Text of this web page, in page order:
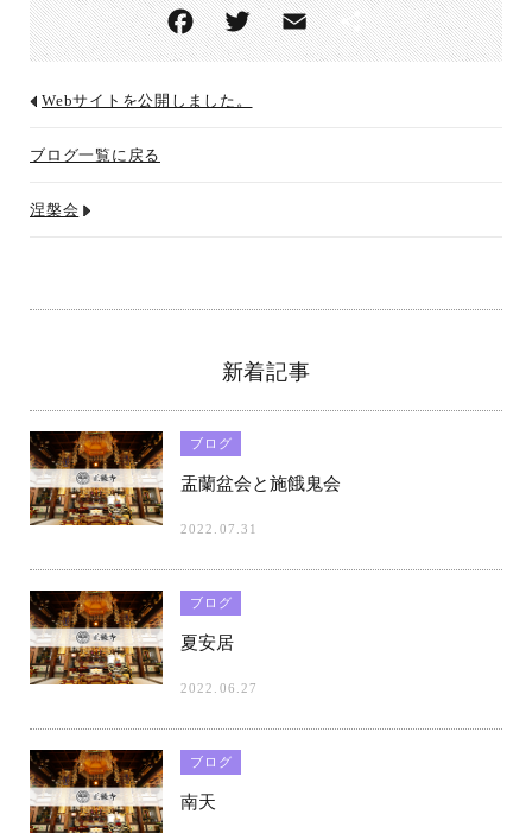
F
ac
eb
T
w
E
m
共
有
Webサイトを公開しました。
ブログ一覧に戻る
涅槃会
新着記事
ブログ
盂蘭盆会と施餓鬼会
2022.07.31
ブログ
夏安居
2022.06.27
ブログ
南天